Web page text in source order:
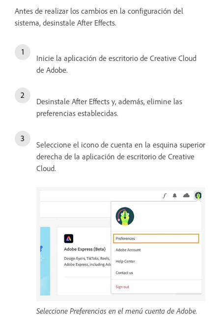
Antes de realizar los cambios en la configuración del
sistema, desinstale After Effects.
Inicie la aplicación de escritorio de Creative Cloud
de Adobe.
Desinstale After Effects y, además, elimine las
preferencias establecidas.
Seleccione el icono de cuenta en la esquina superior
derecha de la aplicación de escritorio de Creative
Cloud.
Seleccione Preferencias en el menú cuenta de Adobe.